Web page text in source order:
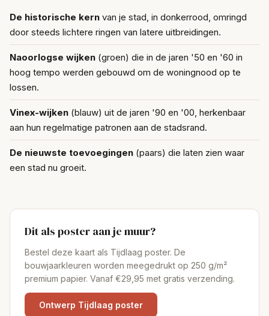
De historische kern van je stad, in donkerrood, omringd
door steeds lichtere ringen van latere uitbreidingen.
Naoorlogse wijken (groen) die in de jaren '50 en '60 in
hoog tempo werden gebouwd om de woningnood op te
lossen.
Vinex-wijken (blauw) uit de jaren '90 en '00, herkenbaar
aan hun regelmatige patronen aan de stadsrand.
De nieuwste toevoegingen (paars) die laten zien waar
een stad nu groeit.
Dit als poster aan je muur?
Bestel deze kaart als Tijdlaag poster. De
bouwjaarkleuren worden meegedrukt op 250 g/m²
premium papier. Vanaf €29,95 met gratis verzending.
Ontwerp Tijdlaag poster